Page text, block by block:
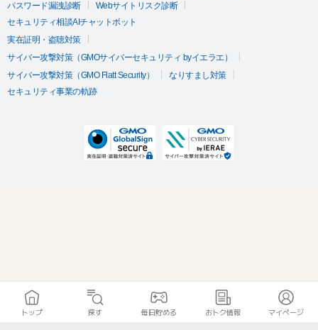
パスワード漏洩診断
Webサイトリスク診断
セキュリティ相談AIチャットボット
実在証明・盗聴対策
サイバー攻撃対策（GMOサイバーセキュリティ byイエラエ）
サイバー攻撃対策（GMO Flatt Security）
なりすまし対策
セキュリティ事業の軌跡
トップ 探す 毎日貯める おトク情報 マイページ